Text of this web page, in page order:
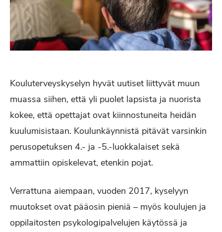
Kouluterveyskyselyn hyvät uutiset liittyvät muun
muassa siihen, että yli puolet lapsista ja nuorista
kokee, että opettajat ovat kiinnostuneita heidän
kuulumisistaan. Koulunkäynnistä pitävät varsinkin
perusopetuksen 4.- ja -5.-luokkalaiset sekä
ammattiin opiskelevat, etenkin pojat.
Verrattuna aiempaan, vuoden 2017, kyselyyn
muutokset ovat pääosin pieniä – myös koulujen ja
oppilaitosten psykologipalvelujen käytössä ja